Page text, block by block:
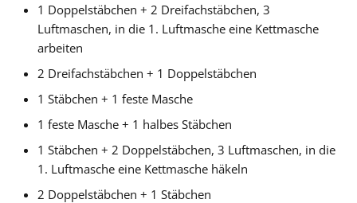
1 Doppelstäbchen + 2 Dreifachstäbchen, 3
Luftmaschen, in die 1. Luftmasche eine Kettmasche
arbeiten
2 Dreifachstäbchen + 1 Doppelstäbchen
1 Stäbchen + 1 feste Masche
1 feste Masche + 1 halbes Stäbchen
1 Stäbchen + 2 Doppelstäbchen, 3 Luftmaschen, in die
1. Luftmasche eine Kettmasche häkeln
2 Doppelstäbchen + 1 Stäbchen